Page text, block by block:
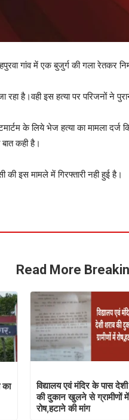
गांव में एक बुजुर्ग की गला रेतकर
रहा है।वही इस हत्या पर परिजनों ने
के लिये भेज हत्या का मामला
बात कही है।
इस मामले में गिरफ्तारी नही हुई है।
Read More
का
विद्यालय एवं मंदिर के पास
की दुकान खुलने से ग्रामीणों में
रोष,हटाने की मांग